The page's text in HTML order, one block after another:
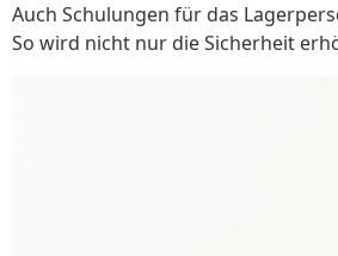
Auch Schulungen für das
So wird nicht nur die Sicherheit